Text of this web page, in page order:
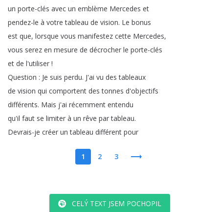
un porte-clés avec un emblème Mercedes et
pendez-le à votre tableau de vision. Le bonus
est que, lorsque vous manifestez cette Mercedes,
vous serez en mesure de décrocher le porte-clés
et de l'utiliser !
Question : Je suis perdu. J'ai vu des tableaux
de vision qui comportent des tonnes d'objectifs
différents. Mais j'ai récemment entendu
qu'il faut se limiter à un rêve par tableau.
Devrais-je créer un tableau différent pour
1 2 3
CELÝ TEXT JSEM POCHOPIL